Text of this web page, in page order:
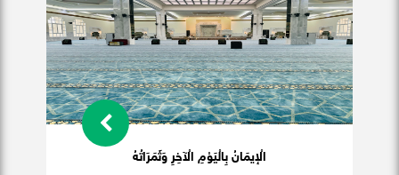
الْإيمَانُ بِالْيَوْمِ الْآخِرِ وَثَمَرَاتُهُ